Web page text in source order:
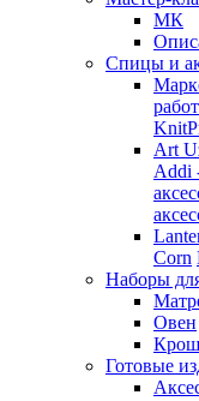
МК
Спицы и
Art
Addi
Corn
Наборы
Овен
Готовые